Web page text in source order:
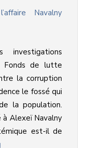
Navalny
investigations
Fonds de lutte
la corruption
le fossé qui
la population.
Alexeï Navalny
est-il de